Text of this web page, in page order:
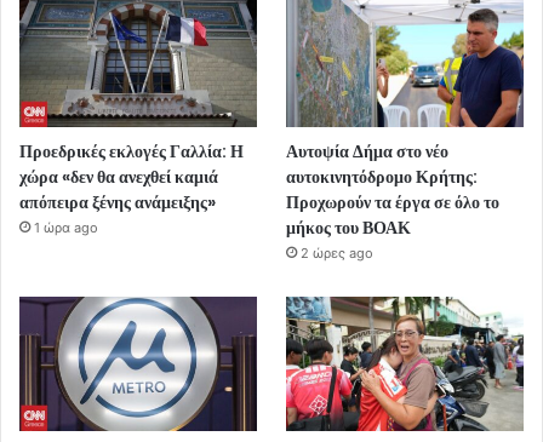
Προεδρικές εκλογές Γαλλία: Η
χώρα «δεν θα ανεχθεί καμιά
απόπειρα ξένης ανάμειξης»
1 ώρα ago
Αυτοψία Δήμα στο νέο
αυτοκινητόδρομο Κρήτης:
Προχωρούν τα έργα σε όλο το
μήκος του ΒΟΑΚ
2 ώρες ago